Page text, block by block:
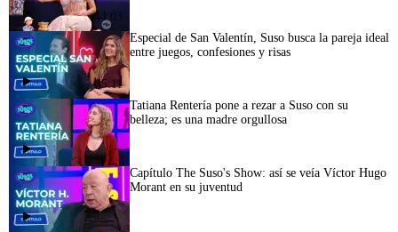
44:03
45:11
Especial de San Valentín, Suso busca la pareja ideal
entre juegos, confesiones y risas
Tatiana Rentería pone a rezar a Suso con su
belleza; es una madre orgullosa
Capítulo The Suso's Show: así se veía Víctor Hugo
Morant en su juventud